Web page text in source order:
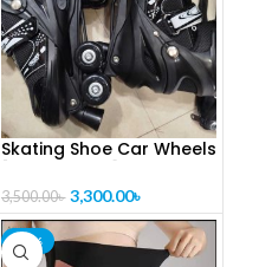
Skating Shoe Car Wheels
3,500.00৳ 3,300.00৳
-19%